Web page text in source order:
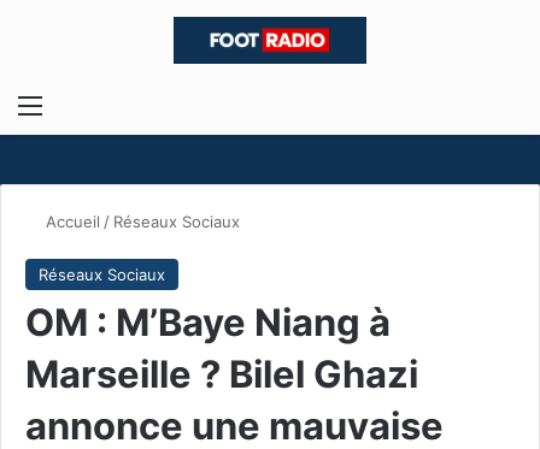
Menu
Accueil / Réseaux Sociaux
Réseaux Sociaux
OM : M’Baye Niang à
Marseille ? Bilel Ghazi
annonce une mauvaise